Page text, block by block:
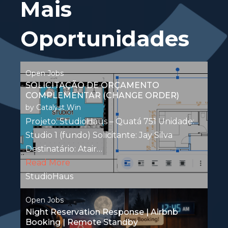
Mais
Oportunidades
Open Jobs
SOLICITAÇÃO DE ORÇAMENTO
COMPLEMENTAR (CHANGE ORDER)
by Catalyst Win
Projeto: StudioHaus – Quatá 751 Unidade:
Studio 1 (fundo) Solicitante: Jay Silva
Destinatário: Atair…
Read More
StudioHaus
Open Jobs
Night Reservation Response | Airbnb
Booking | Remote Standby